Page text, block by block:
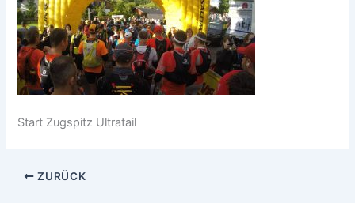
Start Zugspitz Ultratail
ZURÜCK